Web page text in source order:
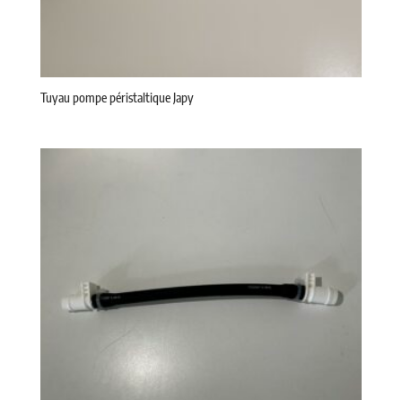
Tuyau pompe péristaltique Japy